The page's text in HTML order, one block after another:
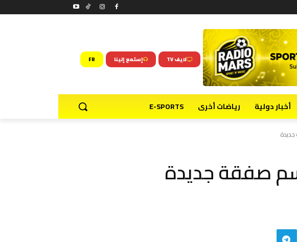
لايف TV إستمع إلينا FR
أخبار دولية رياضات أخرى E-SPORTS
صفقة جديدة